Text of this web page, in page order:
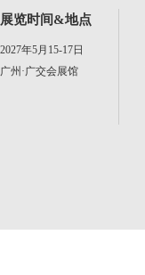
展览时间&地点
2027年5月15-17日
广州·广交会展馆